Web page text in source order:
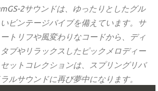
2サウンドは、ゆったりとしたグル
ビンテージバイブを備えています。サ
トリフや風変わりなコードから、ディ
ブやリラックスしたピックメロディー
ットコレクションは、スプリングリバ
ルサウンドに再び夢中になります。